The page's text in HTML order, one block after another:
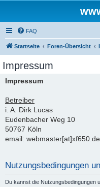
FAQ
Startseite Foren-Übersicht
Impressum
Impressum
Betreiber
i. A. Dirk Lucas
Eudenbacher Weg 10
50767 Köln
email: webmaster[at]xf650.de
Nutzungsbedingungen
Du kannst die Nutzungsbedingungen